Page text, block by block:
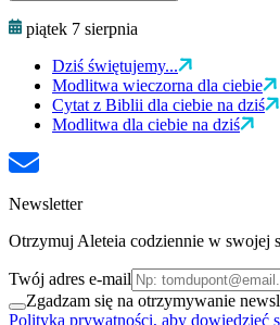
piątek 7 sierpnia
Dziś świętujemy...
Modlitwa wieczorna dla ciebie
Cytat z Biblii dla ciebie na dziś
Modlitwa dla ciebie na dziś
Newsletter
Otrzymuj Aleteia codziennie w swojej
Twój adres e-mail
Zgadzam się na otrzymywanie
Polityka prywatności, aby dowiedzieć